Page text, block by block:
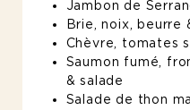
Jambon de
Brie, noix, beurre
Chèvre, tomates
Saumon fumé,
& salade
Salade de thon